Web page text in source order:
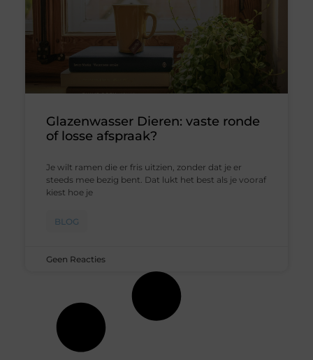
Glazenwasser Dieren: vaste ronde
of losse afspraak?
Je wilt ramen die er fris uitzien, zonder dat je er
steeds mee bezig bent. Dat lukt het best als je vooraf
kiest hoe je
BLOG
Geen Reacties